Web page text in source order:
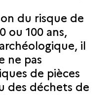
du risque de
ou 100 ans,
il
ne pas
de pièces
des déchets de